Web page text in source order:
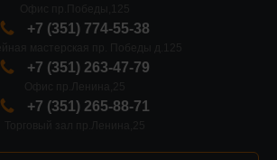
+7 (351) 774-55-38
+7 (351) 263-47-79
+7 (351) 265-88-71